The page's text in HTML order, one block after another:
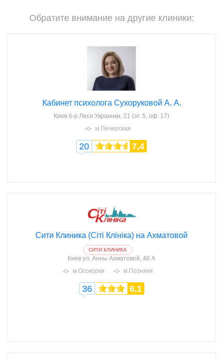
Обратите внимание на другие клиники:
Кабинет психолога Сухоруковой А. А.
Киев б-р Леси Украинки, 21 (эт. 5, оф. 17)
м.Печерская
20 7,4
Сити Клиника (Сіті Клініка) на Ахматовой
СИТИ КЛИНИКА
Киев ул. Анны Ахматовой, 46 А
м.Осокорки
м.Позняки
36 6,1